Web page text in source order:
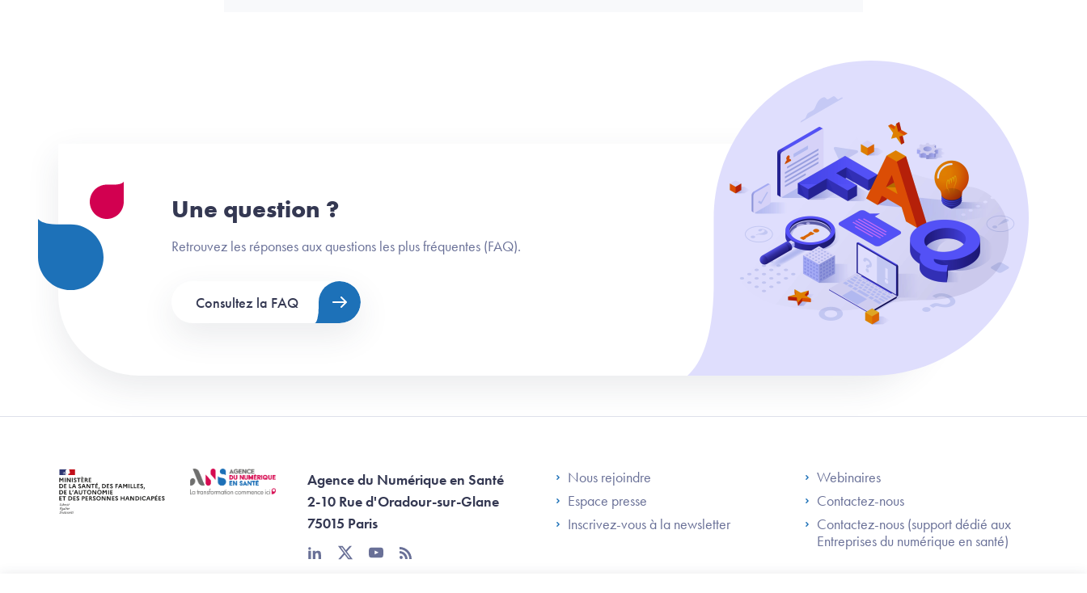
Une question ?
Retrouvez les réponses aux questions les plus fréquentes (FAQ).
Consultez la FAQ
Agence du Numérique en Santé
2-10 Rue d'Oradour-sur-Glane
75015 Paris
linkedintwitteryoutube
rss
Footer Left ANS
Nous rejoindre
Espace presse
Inscrivez-vous à la newsletter
Footer Right ANS
Webinaires
Contactez-nous
Contactez-nous (support dédié aux
Entreprises du numérique en santé)